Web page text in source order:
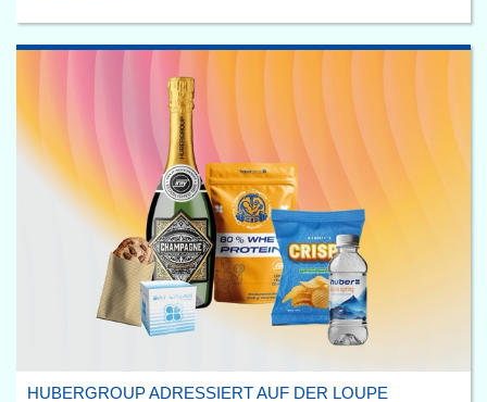
HUBERGROUP ADRESSIERT AUF DER LOUPE